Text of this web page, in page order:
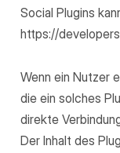
Social Plugins
https://
Wenn ein Nutzer
die ein solches
direkte
Der Inhalt des